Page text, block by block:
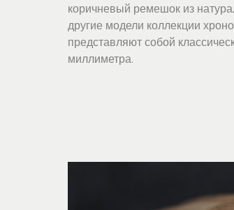
коричневый ремешок из
другие модели коллекции
представляют собой
миллиметра.